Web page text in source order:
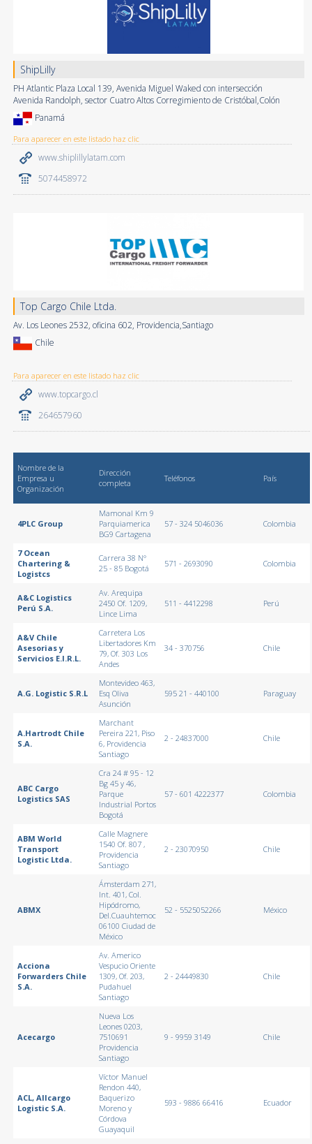
ShipLilly
PH Atlantic Plaza Local 139, Avenida Miguel Waked con intersección
Avenida Randolph, sector Cuatro Altos Corregimiento de Cristóbal,Colón
Panamá
Para aparecer en este listado haz clic
www.shiplillylatam.com
5074458972
Top Cargo Chile Ltda.
Av. Los Leones 2532, oficina 602, Providencia,Santiago
Chile
Para aparecer en este listado haz clic
www.topcargo.cl
264657960
Nombre de la
Empresa u
Organización
Dirección
completa
Teléfonos País
4PLC Group
Mamonal Km 9
Parquiamerica
BG9 Cartagena
57 - 324 5046036 Colombia
7 Ocean
Chartering &
Logistcs
Carrera 38 N°
25 - 85 Bogotá
571 - 2693090 Colombia
A&C Logistics
Perú S.A.
Av. Arequipa
2450 Of. 1209,
Lince Lima
511 - 4412298 Perú
A&V Chile
Asesorias y
Servicios E.I.R.L.
Carretera Los
Libertadores Km
79, Of. 303 Los
Andes
34 - 370756 Chile
A.G. Logistic S.R.L
Montevideo 463,
Esq Oliva
Asunción
595 21 - 440100 Paraguay
A.Hartrodt Chile
S.A.
Marchant
Pereira 221, Piso
6, Providencia
Santiago
2 - 24837000 Chile
ABC Cargo
Logistics SAS
Cra 24 # 95 - 12
Bg 45 y 46,
Parque
Industrial Portos
Bogotá
57 - 601 4222377 Colombia
ABM World
Transport
Logistic Ltda.
Calle Magnere
1540 Of. 807 ,
Providencia
Santiago
2 - 23070950 Chile
ABMX
Ámsterdam 271,
Int. 401, Col.
Hipódromo,
Del.Cuauhtemoc
06100 Ciudad de
México
52 - 5525052266 México
Acciona
Forwarders Chile
S.A.
Av. Americo
Vespucio Oriente
1309, Of. 203,
Pudahuel
Santiago
2 - 24449830 Chile
Acecargo
Nueva Los
Leones 0203,
7510691
Providencia
Santiago
9 - 9959 3149 Chile
ACL, Allcargo
Logistic S.A.
Víctor Manuel
Rendon 440,
Baquerizo
Moreno y
Córdova
Guayaquil
593 - 9886 66416 Ecuador